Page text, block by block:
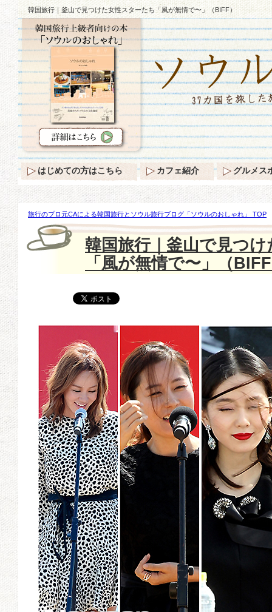
韓国旅行｜釜山で見つけた女性スターたち「風が無情で〜」（BIFF）
旅行のプロ元CAによる韓国旅行とソウル旅行ブログ「ソウルのおしゃれ」 TOP
つけた女性スターたち「風が無情で〜」（BIFF）
韓国旅行｜釜山で見つ
「風が無情で〜」（
はじめての方はこちら カフェ紹介 グルメス